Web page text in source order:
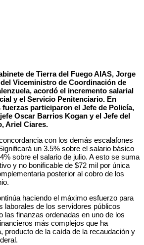
de Tierra del Fuego AIAS, Jorge
Viceministro de Coordinación de
acordó el incremento salarial
y el Servicio Penitenciario. En
participaron el Jefe de Policía,
Oscar Barrios Kogan y el Jefe del
Ariel Ciares.
con los demás escalafones
un 3.5% sobre el salario básico
sobre el salario de julio. A esto se suma
y no bonificable de $72 mil por única
posterior al cobro de los
haciendo el máximo esfuerzo para
laborales de los servidores públicos
las finanzas ordenadas en uno de los
más complejos que ha
producto de la caída de la recaudación y